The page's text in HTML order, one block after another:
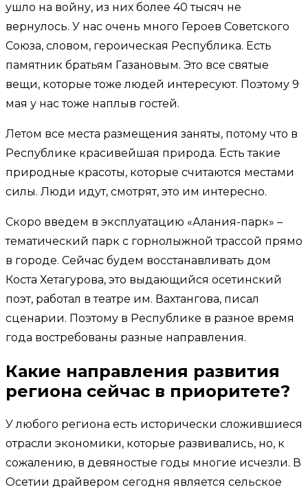
ушло на войну, из них более 40 тысяч не
вернулось. У нас очень много Героев Советского
Союза, словом, героическая Республика. Есть
памятник братьям Газановым. Это все святые
вещи, которые тоже людей интересуют. Поэтому 9
мая у нас тоже наплыв гостей.
Летом все места размещения заняты, потому что в
Республике красивейшая природа. Есть такие
природные красоты, которые считаются местами
силы. Люди идут, смотрят, это им интересно.
Скоро введем в эксплуатацию «Алания-парк» –
тематический парк с горнолыжной трассой прямо
в городе. Сейчас будем восстанавливать дом
Коста Хетагурова, это выдающийся осетинский
поэт, работал в театре им. Вахтангова, писал
сценарии. Поэтому в Республике в разное время
года востребованы разные направления.
Какие направления развития
региона сейчас в приоритете?
У любого региона есть исторически сложившиеся
отрасли экономики, которые развивались, но, к
сожалению, в девяностые годы многие исчезли. В
Осетии драйвером сегодня является сельское